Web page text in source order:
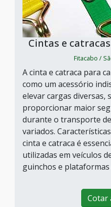
Cintas e
Fitacabo /
A cinta e catraca para
como um acessório
elevar cargas diversas,
proporcionar maior
durante o transporte
variados.
cinta e catraca é
utilizadas em veículos
guinchos e plataformas
Cotar